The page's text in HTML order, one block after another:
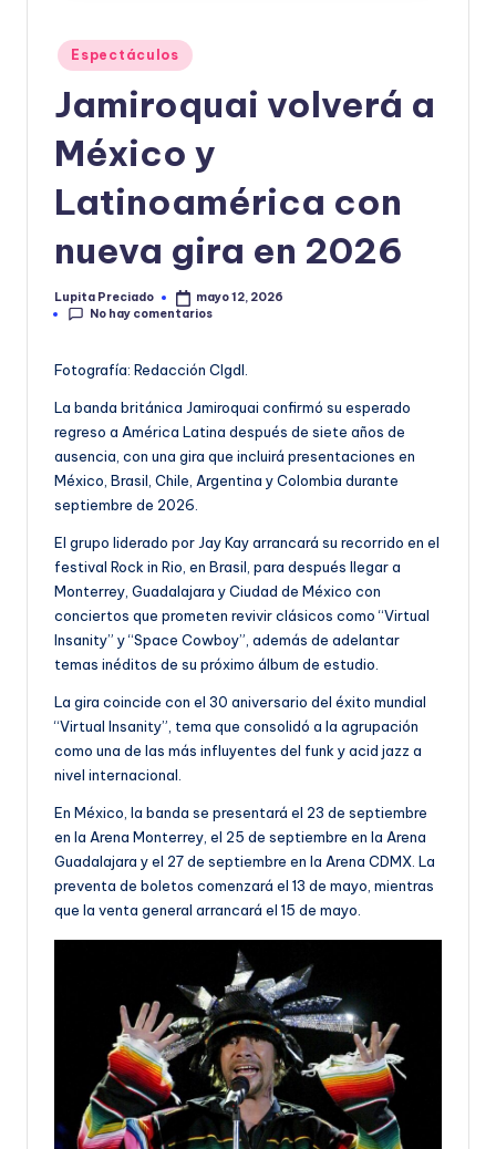
Publicado
en
Espectáculos
Jamiroquai volverá a
México y
Latinoamérica con
nueva gira en 2026
Publicado
por
Lupita Preciado
mayo 12, 2026
No hay comentarios
Fotografía: Redacción CIgdl.
La banda británica Jamiroquai confirmó su esperado
regreso a América Latina después de siete años de
ausencia, con una gira que incluirá presentaciones en
México, Brasil, Chile, Argentina y Colombia durante
septiembre de 2026.
El grupo liderado por Jay Kay arrancará su recorrido en el
festival Rock in Rio, en Brasil, para después llegar a
Monterrey, Guadalajara y Ciudad de México con
conciertos que prometen revivir clásicos como “Virtual
Insanity” y “Space Cowboy”, además de adelantar
temas inéditos de su próximo álbum de estudio.
La gira coincide con el 30 aniversario del éxito mundial
“Virtual Insanity”, tema que consolidó a la agrupación
como una de las más influyentes del funk y acid jazz a
nivel internacional.
En México, la banda se presentará el 23 de septiembre
en la Arena Monterrey, el 25 de septiembre en la Arena
Guadalajara y el 27 de septiembre en la Arena CDMX. La
preventa de boletos comenzará el 13 de mayo, mientras
que la venta general arrancará el 15 de mayo.